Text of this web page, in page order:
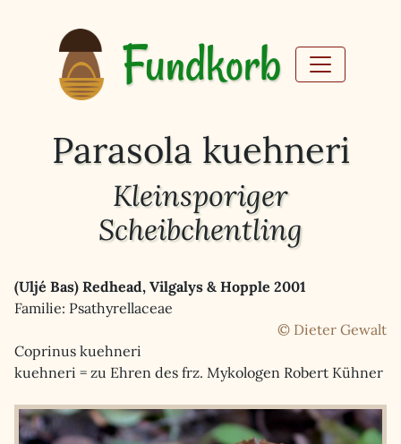
Fundkorb
Parasola kuehneri
Kleinsporiger
Scheibchentling
(Uljé Bas) Redhead, Vilgalys & Hopple 2001
Familie: Psathyrellaceae
© Dieter Gewalt
Coprinus kuehneri
kuehneri = zu Ehren des frz. Mykologen Robert Kühner